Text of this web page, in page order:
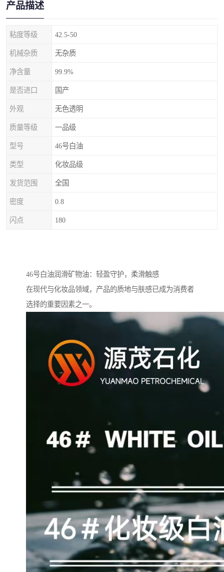
产品描述
粘度等级 42.5-50
机械杂质 无杂质
净含量 99.9%
是否进口 国产
外观 无色透明
质量等级 一品级
型号 46号白油
类型 化妆品级
发货范围 全国
密度 0.8
闪点 180
46号白油润滑矿物油：轻盈守护，柔滑触感
在现代与化妆品领域，产品的质地与肤感已成为消费者
选择的重要因素之一。